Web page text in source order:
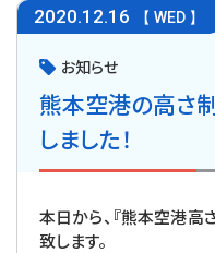
2020.12.16 【 WED 】
お知らせ
熊本空港の高さ
しました！
本日から、『熊本空港高
致します。